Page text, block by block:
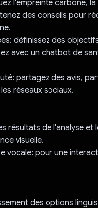
l'empreinte carbone,
des conseils pour
définissez des
avec un chatbot de
partagez des avis,
réseaux sociaux.
résultats de l'analyse
visuelle.
vocale: pour une
des options